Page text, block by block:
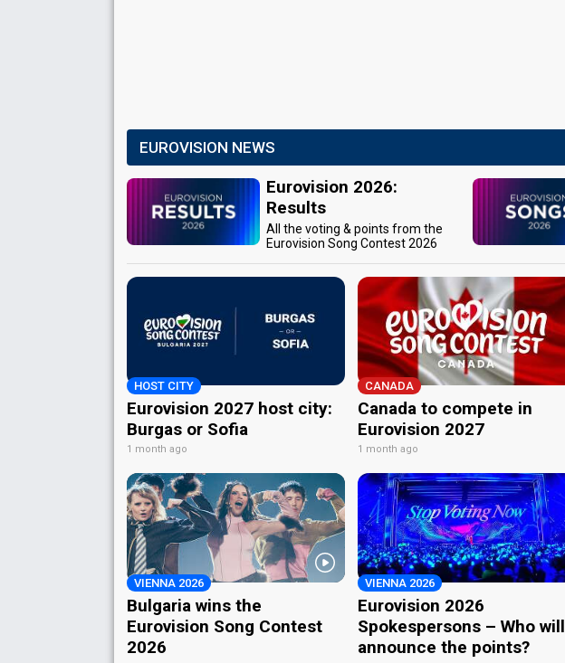
EUROVISION NEWS
Eurovision 2026:
Results
All the voting & points from the
Eurovision Song Contest 2026
HOST CITY
Eurovision 2027 host city:
Burgas or Sofia
1 month ago
CANADA
Canada to compete in
Eurovision 2027
1 month ago
VIENNA 2026
Bulgaria wins the
Eurovision Song Contest
2026
VIENNA 2026
Eurovision 2026
Spokespersons – Who will
announce the points?